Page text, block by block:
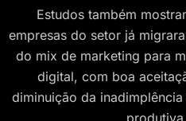
Estudos também
empresas do setor já
do mix de marketing para
digital, com boa
diminuição da
produtiva.